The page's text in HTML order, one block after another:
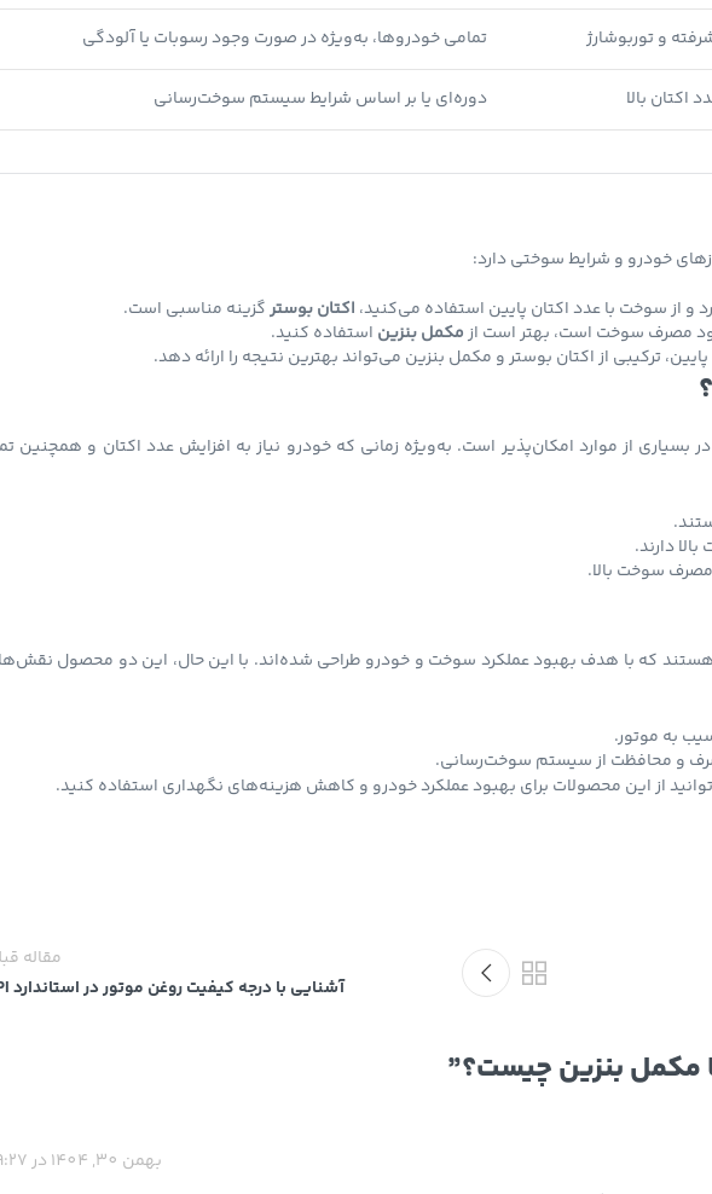
و توربوشارژ تمامی خودروها، به‌ویژه در صورت وجود رسوبات یا آلودگی
اکتان بالا دوره‌ای یا بر اساس شرایط سیستم سوخت‌رسانی
خودرو و شرایط سوختی دارد:
و از سوخت با عدد اکتان پایین استفاده می‌کنید، اکتان بوسترگزینه مناسبی است.
مصرف سوخت است، بهتر است ازمکمل بنزین استفاده کنید.
ترکیبی از اکتان بوستر و مکمل بنزین می‌تواند بهترین نتیجه را ارائه دهد.
بسیاری از موارد امکان‌پذیر است. به‌ویژه زمانی که خودرو نیاز به افزایش عدد اکتان و همچنین
دارند.
سوخت بالا.
که با هدف بهبود عملکرد سوخت و خودرو طراحی شده‌اند. با این حال، این دو محصول
به موتور.
و محافظت از سیستم سوخت‌رسانی.
از این محصولات برای بهبود عملکرد خودرو و کاهش هزینه‌های نگهداری استفاده کنید.
مقاله
آشنایی با درجه کیفیت روغن موتور در استاندارد API
مکمل بنزین چیست؟”
بهمن 30, 1404 در 09:27